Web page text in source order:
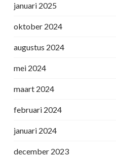
januari 2025
oktober 2024
augustus 2024
mei 2024
maart 2024
februari 2024
januari 2024
december 2023